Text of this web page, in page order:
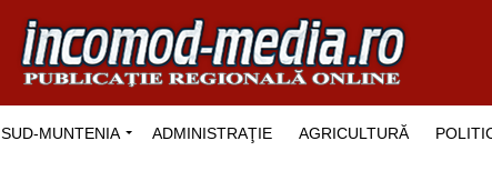
SUD-MUNTENIA ADMINISTRAŢIE AGRICULTURĂ